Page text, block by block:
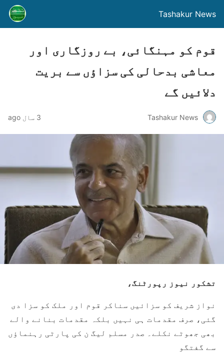
Tashakur News
قوم کو مہنگائی، بے روزگاری اور
معاشی بدحالی کی سزاؤں سے بریت
دلائیں گے
Tashakur News 3 سال ago
تشکور نیوز رپورٹنگ،
نواز شریف کو سزائیں سناکر قوم اور ملک کو سزا دی
گئی، صرف مقدمات ہی نہیں بلکہ مقدمات بنانے والے
بھی جھوٹے نکلے۔ صدر مسلم لیگ ن کی پارٹی رہنماؤں
سے گفتگو